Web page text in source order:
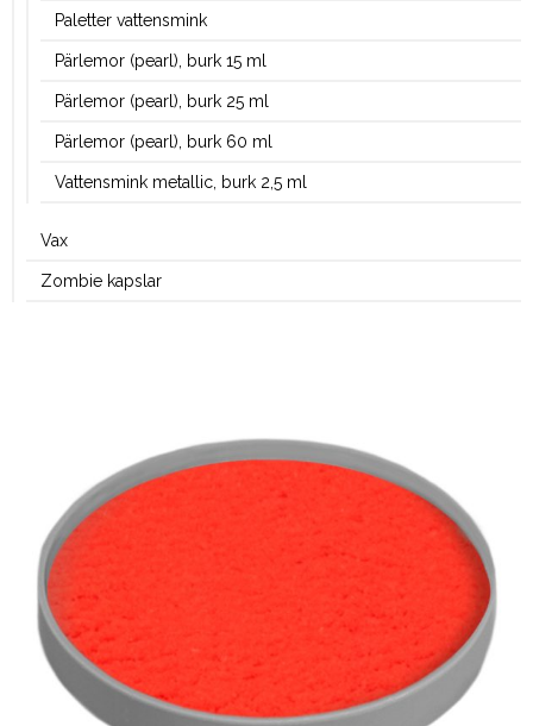
Paletter vattensmink
Pärlemor (pearl), burk 15 ml
Pärlemor (pearl), burk 25 ml
Pärlemor (pearl), burk 60 ml
Vattensmink metallic, burk 2,5 ml
Vax
Zombie kapslar